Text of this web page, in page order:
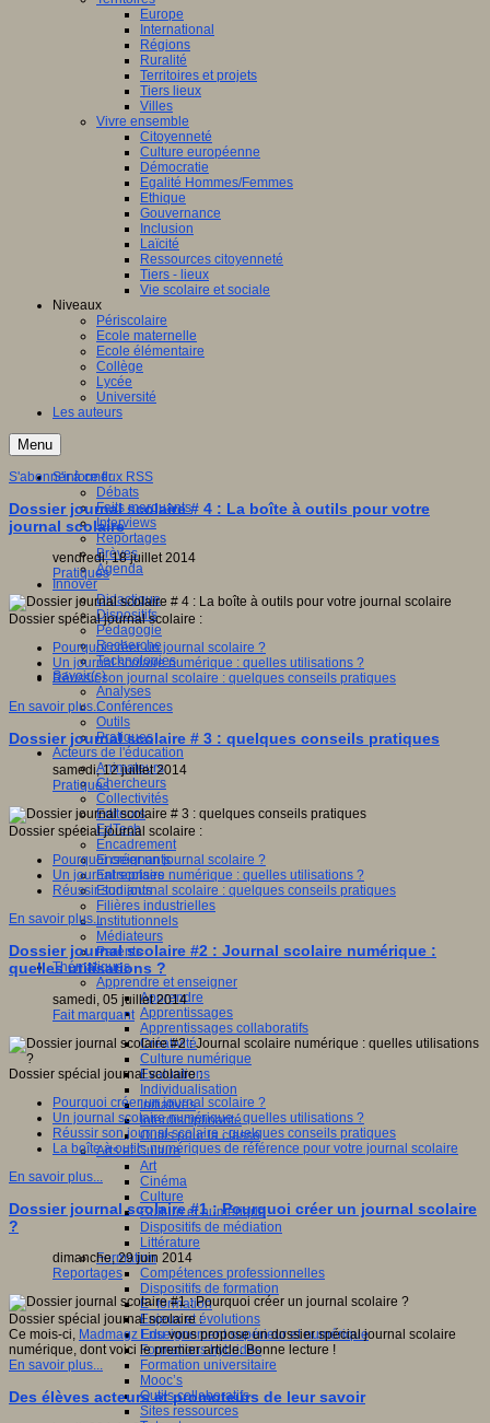
Europe
International
Régions
Ruralité
Territoires et projets
Tiers lieux
Villes
Vivre ensemble
Citoyenneté
Culture européenne
Démocratie
Egalité Hommes/Femmes
Ethique
Gouvernance
Inclusion
Laïcité
Ressources citoyenneté
Tiers - lieux
Vie scolaire et sociale
Niveaux
Périscolaire
Ecole maternelle
Ecole élémentaire
Collège
Lycée
Université
Les auteurs
Menu
S'informer
Débats
Faits marquants
Interviews
Reportages
Brèves
Agenda
Innover
Didactique
Dispositifs
Pédagogie
Recherche
Technologies
Savoir(s)
Analyses
Conférences
Outils
Pratiques
Acteurs de l'éducation
Animateurs
Chercheurs
Collectivités
Editeurs
EdTech
Encadrement
Enseignants
Entreprises
Etudiants
Filières industrielles
Institutionnels
Médiateurs
Parents
Thématiques
Apprendre et enseigner
Apprendre
Apprentissages
Apprentissages collaboratifs
Créativité
Culture numérique
Evaluations
Individualisation
Initiatives
Interdisciplinarité
Outils pour la classe
Arts et Culture
Art
Cinéma
Culture
Culture et numérique
Dispositifs de médiation
Littérature
Formation
Compétences professionnelles
Dispositifs de formation
E- formation
Enjeux et évolutions
Enseignement supérieur et numérique
Formations hybrides
Formation universitaire
Mooc’s
Outils collaboratifs
Sites ressources
S'abonner à ce flux RSS
Dossier journal scolaire # 4 : La boîte à outils pour votre
journal scolaire
vendredi, 18 juillet 2014
Pratiques
Dossier spécial journal scolaire :
Pourquoi créer un journal scolaire ?
Un journal scolaire numérique : quelles utilisations ?
Réussir son journal scolaire : quelques conseils pratiques
En savoir plus...
Dossier journal scolaire # 3 : quelques conseils pratiques
samedi, 12 juillet 2014
Pratiques
Dossier spécial journal scolaire :
Pourquoi créer un journal scolaire ?
Un journal scolaire numérique : quelles utilisations ?
Réussir son journal scolaire : quelques conseils pratiques
En savoir plus...
Dossier journal scolaire #2 : Journal scolaire numérique :
quelles utilisations ?
samedi, 05 juillet 2014
Fait marquant
Dossier spécial journal scolaire :
Pourquoi créer un journal scolaire ?
Un journal scolaire numérique : quelles utilisations ?
Réussir son journal scolaire : quelques conseils pratiques
La boîte à outils numériques de référence pour votre journal scolaire
En savoir plus...
Dossier journal scolaire #1 : Pourquoi créer un journal scolaire
?
dimanche, 29 juin 2014
Reportages
Dossier spécial journal scolaire :
Ce mois-ci, Madmagz Eduvous propose un dossier spécial journal scolaire
numérique, dont voici le premier article. Bonne lecture !
En savoir plus...
Des élèves acteurs et promoteurs de leur savoir